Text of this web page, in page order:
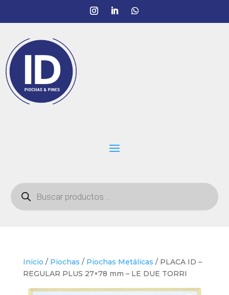
Búsqueda
de
productos
Inicio / Piochas / Piochas Metálicas / PLACA ID –
REGULAR PLUS 27×78 mm – LE DUE TORRI